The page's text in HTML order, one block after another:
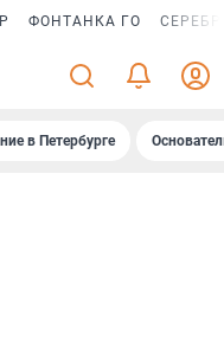
ФОНТАНКА ГО
в Петербурге